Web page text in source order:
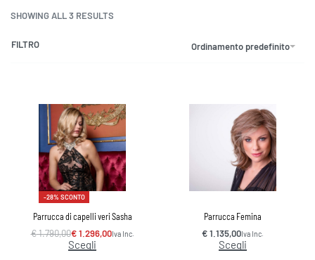
SHOWING ALL 3 RESULTS
Ordinamento predefinito
FILTRO
-28% SCONTO
Parrucca di capelli veri Sasha
€1.790,00€1.296,00Iva Inc.
Scegli
Parrucca Femina
€1.135,00Iva Inc.
Scegli